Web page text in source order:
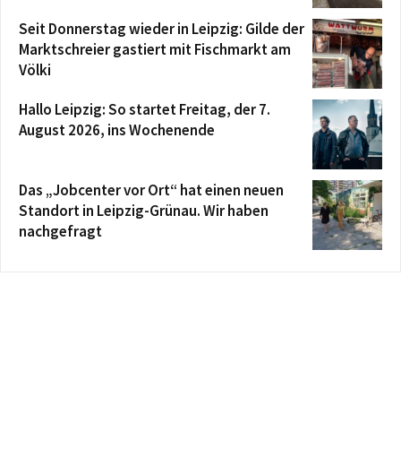
Seit Donnerstag wieder in Leipzig: Gilde der
Marktschreier gastiert mit Fischmarkt am
Völki
Hallo Leipzig: So startet Freitag, der 7.
August 2026, ins Wochenende
Das „Jobcenter vor Ort“ hat einen neuen
Standort in Leipzig-Grünau. Wir haben
nachgefragt